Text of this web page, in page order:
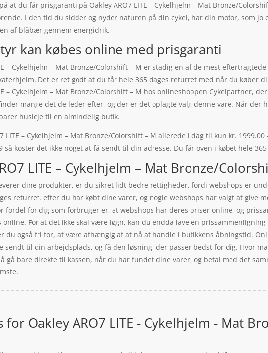
at du får prisgaranti på Oakley ARO7 LITE – Cykelhjelm – Mat Bronze/
I den tid du sidder og nyder naturen på din cykel, har din motor, som jo
af blåbær gennem energidrik.
kan købes online med prisgaranti
– Cykelhjelm – Mat Bronze/Colorshift – M er stadig en af de mest
Det er ret godt at du får hele 365 dages returret med når du køber
– Cykelhjelm – Mat Bronze/Colorshift – M hos onlineshoppen Cykelpartner,
mange det de leder efter, og der er det oplagte valg denne vare. Når der
husleje til en almindelig butik.
LITE – Cykelhjelm – Mat Bronze/Colorshift – M allerede i dag til kun kr.
så koster det ikke noget at få sendt til din adresse. Du får oven i købet hele
LITE – Cykelhjelm – Mat Bronze/
dine produkter, er du sikret lidt bedre rettigheder, fordi webshops er
returret. efter du har købt dine varer, og nogle webshops har valgt at
fordel for dig som forbruger er, at webshops har deres priser online, og
online. For at det ikke skal være løgn, kan du endda lave en
du også fri for, at være afhængig af at nå at handle i butikkens åbningstid.
sendt til din arbejdsplads, og få den løsning, der passer bedst for dig. Hvor
gå bare direkte til kassen, når du har fundet dine varer, og betal med det
for Oakley ARO7 LITE - Cykelhjelm - Mat